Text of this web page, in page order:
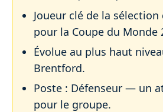
Joueur clé de la
pour la Coupe du Monde
Évolue au plus haut
Brentford.
Poste : Défenseur — un
pour le groupe.